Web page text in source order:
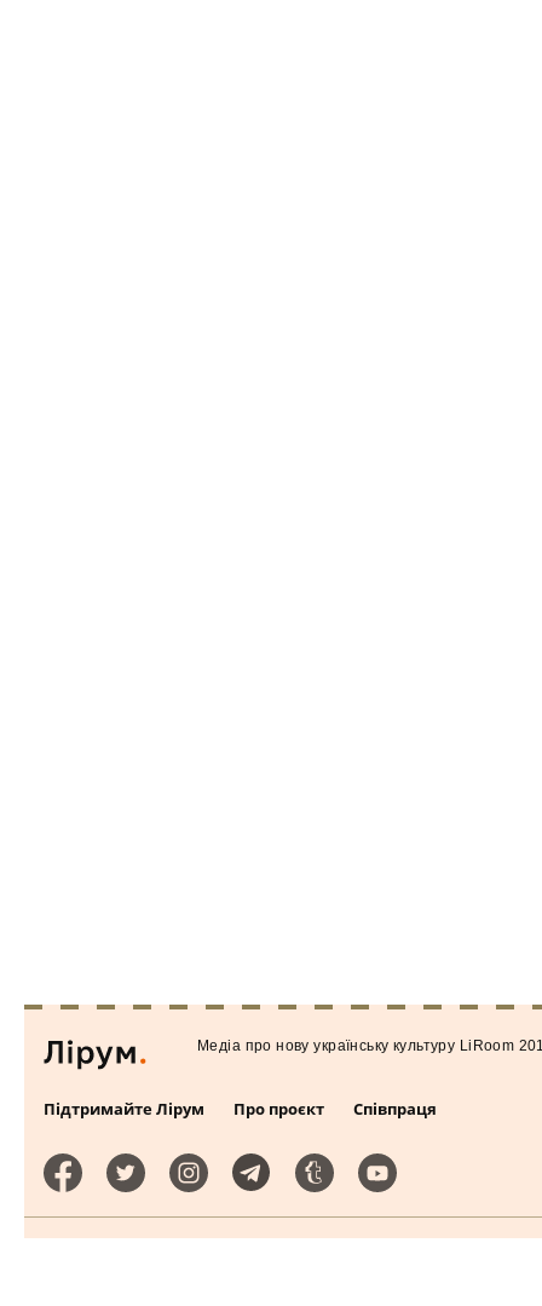
Підтримайте Лірум Про проєкт Співпраця
Медiа про нову українську культуру LiRoom